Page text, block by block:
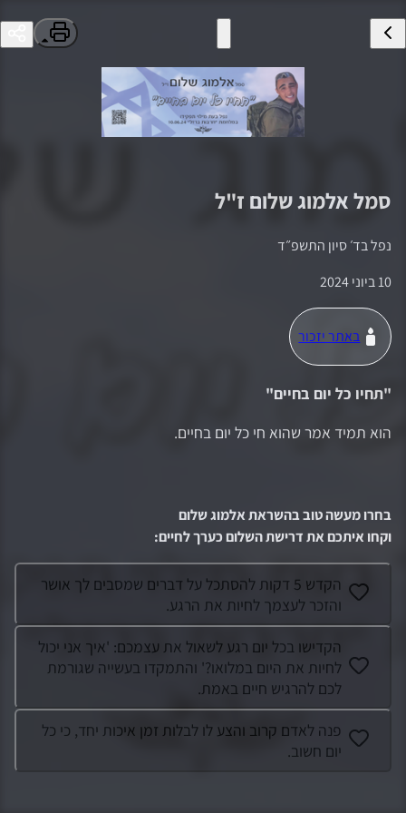
סמלאלמוג שלום ז"ל
נפל בד׳ סיון התשפ״ד
10 ביוני 2024
באתר יזכור
"תחיו כל יום בחיים"
הוא תמיד אמר שהוא חי כל יום בחיים.
בחרו מעשה טוב בהשראתאלמוג שלום
וקחו איתכם את דרישת השלום כערך לחיים:
הקדש 5 דקות להסתכל על דברים שמסבים לך אושר
והזכר לעצמך לחיות את הרגע.
הקדישו בכל יום רגע לשאול את עצמכם: 'איך אני יכול
לחיות את היום במלואו?' והתמקדו בעשייה שגורמת
לכם להרגיש חיים באמת.
פנה לאדם קרוב והצע לו לבלות זמן איכות יחד, כי כל
יום חשוב.